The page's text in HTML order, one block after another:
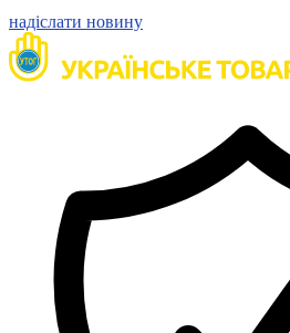
Для абітурієнтів
Уроки
Українська
Правознавство
Я досліджую світ
Реєстр перекладачів
товариства глухих
Підготовка перекладачів
Безбар'єрність для глухих
Вінницька область
надіслати новину